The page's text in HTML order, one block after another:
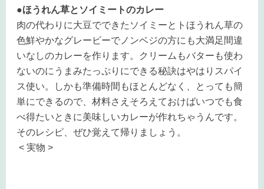
●ほうれん草とソイミートのカレー
肉の代わりに大豆でできたソイミーとトほうれん草の
色鮮やかなグレービーでノンベジの方にも大満足間違
いなしのカレーを作ります。クリームもバターも使わ
ないのにうまみたっぷりにできる秘訣はやはりスパイ
ス使い。しかも準備時間もほとんどなく、とっても簡
単にできるので、材料さえそろえておけばいつでも食
べ得たいときに美味しいカレーが作れちゃうんです。
そのレシピ、ぜひ覚えて帰りましょう。
< 実物 >